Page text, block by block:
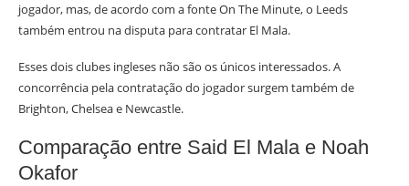
jogador, mas, de acordo com a fonte On The Minute, o Leeds
também entrou na disputa para contratar El Mala.
Esses dois clubes ingleses não são os únicos interessados. A
concorrência pela contratação do jogador surgem também de
Brighton, Chelsea e Newcastle.
Comparação entre Said El Mala e Noah
Okafor